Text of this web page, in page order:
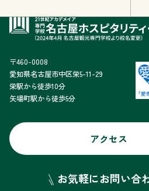
〒460-0008
愛知県名古屋市中区栄5-11-29
栄駅から徒歩10分
矢場町駅から徒歩5分
アクセス
お気軽にお問い合